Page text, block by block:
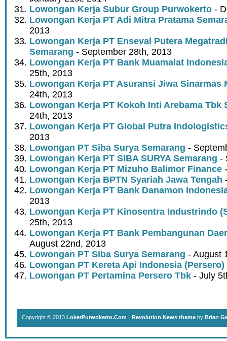
Lowongan Kerja Subur Group Purwokerto -
Lowongan Kerja PT Adi Mitra Pratama
2013
Lowongan Kerja PT Enseval Putera
Semarang - September 28th, 2013
Lowongan Kerja PT Bank Muamalat
25th, 2013
Lowongan Kerja PT Asuransi Jiwa Sinarmas
24th, 2013
Lowongan Kerja PT Kokoh Inti Arebama Tbk
24th, 2013
Lowongan Kerja PT Global Putra
2013
Lowongan PT Siba Surya Semarang -
Lowongan Kerja PT SIBA SURYA Semarang -
Lowongan Kerja PT Mizuho Balimor Finance
Lowongan Kerja BPTN Syariah Jawa Tengah
Lowongan Kerja PT Bank Danamon
2013
Lowongan Kerja PT Kinosentra Industrindo
25th, 2013
Lowongan Kerja PT Bank Pembangunan
August 22nd, 2013
Lowongan PT Siba Surya Semarang - August
Lowongan PT Kereta Api Indonesia (Persero)
Lowongan PT Pertamina Persero Tbk - July
Copyright © 2013 LokerPurwokerto.Com · Revolution News theme by Brian